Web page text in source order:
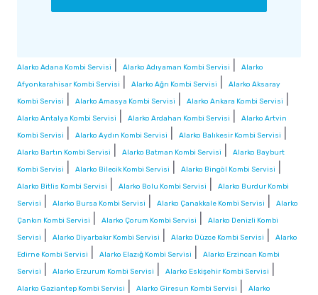
Alarko Adana Kombi Servisi Alarko Adıyaman Kombi Servisi
Alarko
Afyonkarahisar Kombi Servisi
Alarko Ağrı Kombi Servisi
Alarko Aksaray
Kombi Servisi
Alarko Amasya Kombi Servisi Alarko Ankara Kombi Servisi
Alarko Antalya Kombi Servisi Alarko Ardahan Kombi Servisi
Alarko Artvin
Kombi Servisi
Alarko Aydın Kombi Servisi Alarko Balıkesir Kombi Servisi
Alarko Bartın Kombi Servisi Alarko Batman Kombi Servisi
Alarko Bayburt
Kombi Servisi
Alarko Bilecik Kombi Servisi Alarko Bingöl Kombi Servisi
Alarko Bitlis Kombi Servisi Alarko Bolu Kombi Servisi
Alarko Burdur Kombi
Servisi
Alarko Bursa Kombi Servisi Alarko Çanakkale Kombi Servisi
Alarko
Çankırı Kombi Servisi
Alarko Çorum Kombi Servisi
Alarko Denizli Kombi
Servisi
Alarko Diyarbakır Kombi Servisi Alarko Düzce Kombi Servisi
Alarko
Edirne Kombi Servisi
Alarko Elazığ Kombi Servisi
Alarko Erzincan Kombi
Servisi
Alarko Erzurum Kombi Servisi Alarko Eskişehir Kombi Servisi
Alarko Gaziantep Kombi Servisi Alarko Giresun Kombi Servisi
Alarko